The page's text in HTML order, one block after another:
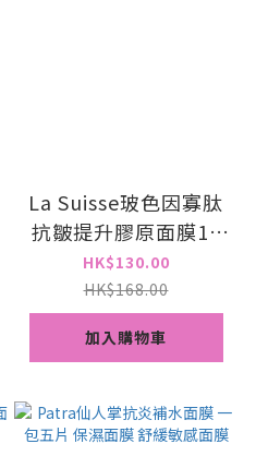
La Suisse玻色因寡肽
抗皺提升膠原面膜10
片 PRO-XYLANE
PEPTIDE
HK$130.00
HK$168.00
加入購物車